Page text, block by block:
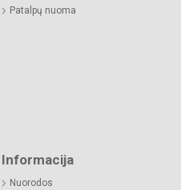
Patalpų nuoma
Informacija
Nuorodos